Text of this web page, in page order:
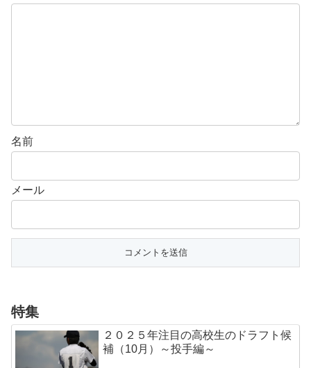
名前
メール
特集
２０２５年注目の高校生のドラフト候
補（10月）～投手編～